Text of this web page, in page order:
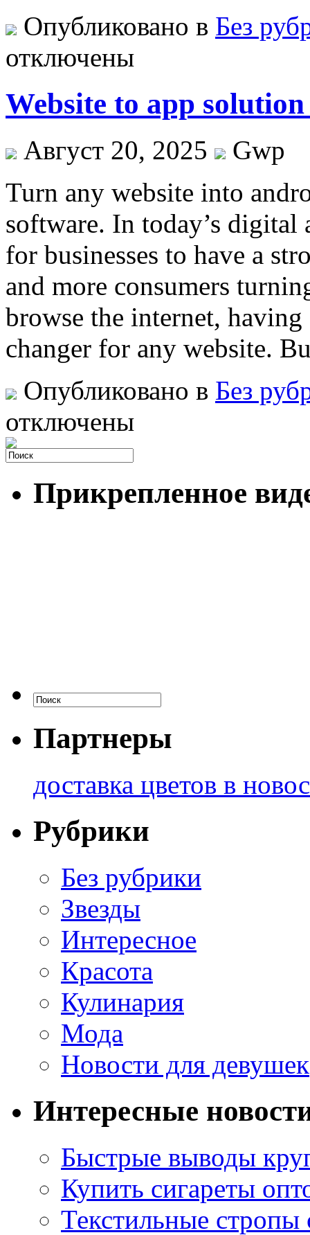
Опубликовано в Без
отключены
Website to app
Август 20, 2025
Gwp
Turn any website into
software. In today’s digital
for businesses to have a
and more consumers
browse the internet,
changer for any website.
Опубликовано в Без
отключены
Прикрепленное
Партнеры
доставка цветов в
Рубрики
Без рубрики
Звезды
Интересное
Красота
Кулинария
Мода
Новости для девушек
Интересные
Быстрые выводы
Купить сигареты
Текстильные